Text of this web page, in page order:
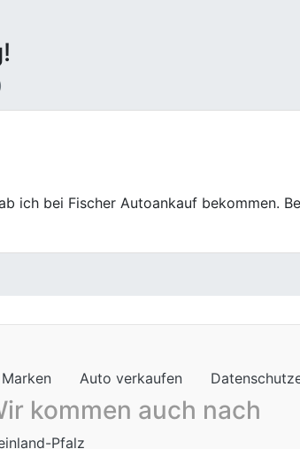
der Verkauf hier. Kurz, sachlich,
kommen auch nach
Pfalz